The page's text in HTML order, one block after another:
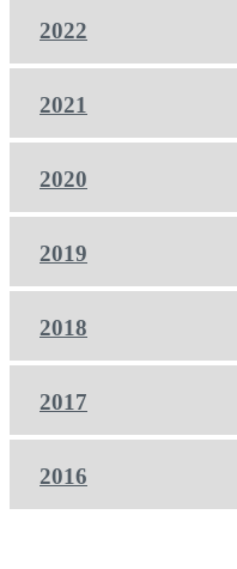
2022
2021
2020
2019
2018
2017
2016